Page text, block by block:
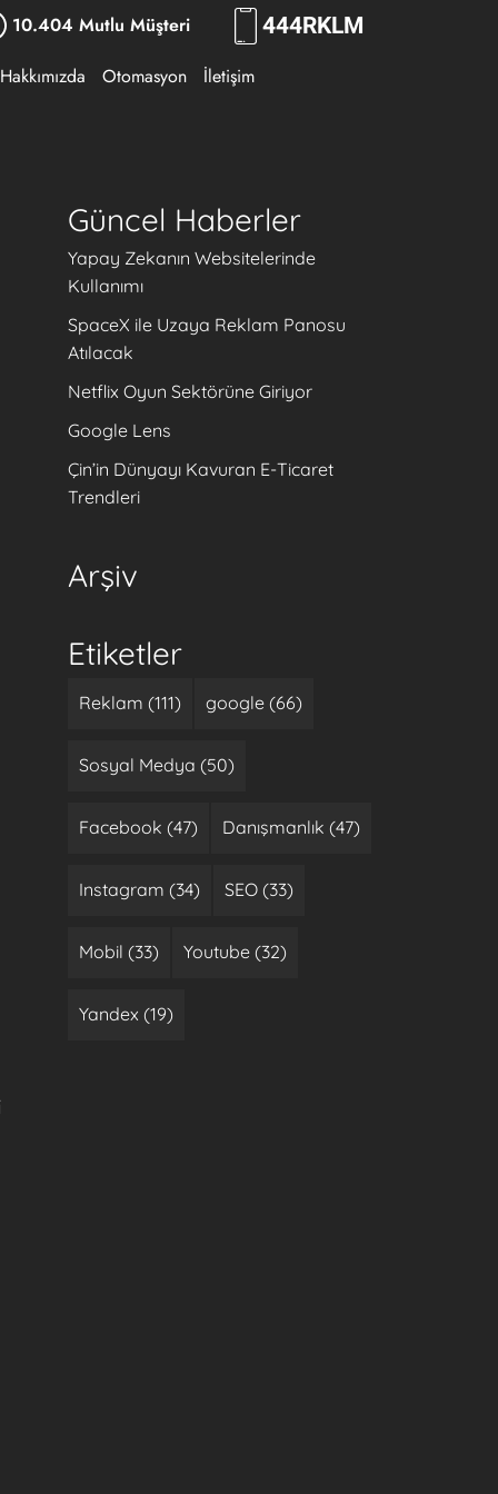
10.404 Mutlu Müşteri 444RKLM
Hakkımızda Otomasyon İletişim
Güncel Haberler
Yapay Zekanın Websitelerinde
Kullanımı
SpaceX ile Uzaya Reklam Panosu
Atılacak
Netflix Oyun Sektörüne Giriyor
Google Lens
Çin’in Dünyayı Kavuran E-Ticaret
Trendleri
Arşiv
Etiketler
Reklam (111) google (66)
Sosyal Medya (50)
Facebook (47) Danışmanlık (47)
Instagram (34) SEO (33)
Mobil (33) Youtube (32)
Yandex (19)